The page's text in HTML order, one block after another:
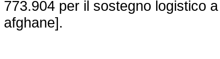
773.904 per il sostegno logistico
afghane].